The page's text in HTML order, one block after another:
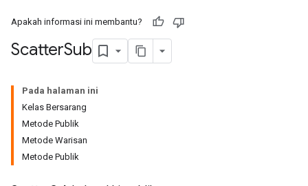
Apakah informasi ini membantu?
ScatterSub
Pada halaman ini
Kelas Bersarang
Metode Publik
Metode Warisan
Metode Publik